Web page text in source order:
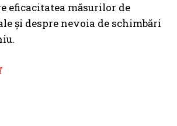
eficacitatea măsurilor de
și despre nevoia de schimbări